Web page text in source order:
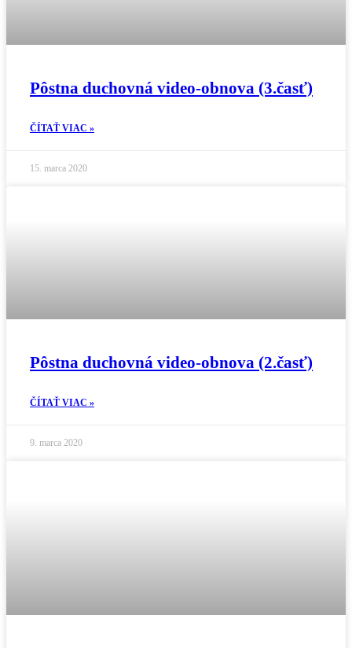
Pôstna duchovná video-obnova (3.časť)
ČÍTAŤ VIAC »
15. marca 2020
Pôstna duchovná video-obnova (2.časť)
ČÍTAŤ VIAC »
9. marca 2020